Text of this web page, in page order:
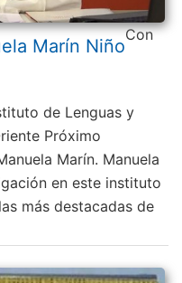
Marín Niño
Con
de Lenguas y
Próximo
Marín. Manuela
en este instituto
más destacadas de